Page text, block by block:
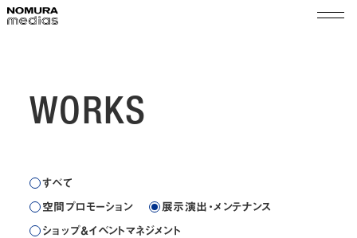
ノムラメディアスとは
展示演出・メンテナンス
ショップ＆イベントマネジメント
代表メッセージ
会社概要
サステナビリティ
WORKS
すべて
空間プロモーション 展示演出・メンテナンス
ショップ＆イベントマネジメント